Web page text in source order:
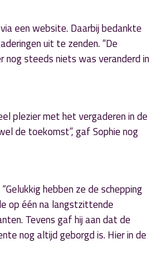
een website. Daarbij bedankte
uit te zenden. “De
steeds niets was veranderd in
plezier met het vergaderen in de
de toekomst”, gaf Sophie nog
hebben ze de schepping
op één na langstzittende
Tevens gaf hij aan dat de
nog altijd geborgd is. Hier in de